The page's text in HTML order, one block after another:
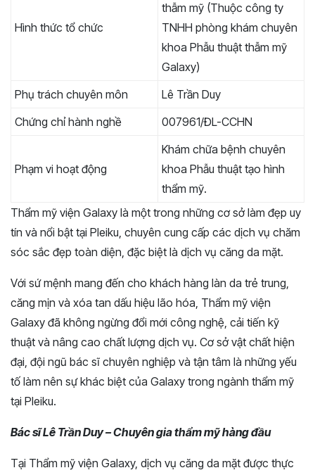
Hình thức tổ chức
thẫm mỹ (Thuộc công ty
TNHH phòng khám chuyên
khoa Phẫu thuật thẫm mỹ
Galaxy)
Phụ trách chuyên môn
Lê Trần Duy
Chứng chỉ hành nghề
007961/ĐL-CCHN
Phạm vi hoạt động
Khám chữa bệnh chuyên
khoa Phẫu thuật tạo hình
thẩm mỹ.
Thẩm mỹ viện Galaxy là một trong những cơ sở làm đẹp uy
tín và nổi bật tại Pleiku, chuyên cung cấp các dịch vụ chăm
sóc sắc đẹp toàn diện, đặc biệt là dịch vụ căng da mặt.
Với sứ mệnh mang đến cho khách hàng làn da trẻ trung,
căng mịn và xóa tan dấu hiệu lão hóa, Thẩm mỹ viện
Galaxy đã không ngừng đổi mới công nghệ, cải tiến kỹ
thuật và nâng cao chất lượng dịch vụ. Cơ sở vật chất hiện
đại, đội ngũ bác sĩ chuyên nghiệp và tận tâm là những yếu
tố làm nên sự khác biệt của Galaxy trong ngành thẩm mỹ
tại Pleiku.
Bác sĩ Lê Trần Duy – Chuyên gia thẩm mỹ hàng đầu
Tại Thẩm mỹ viện Galaxy, dịch vụ căng da mặt được thực